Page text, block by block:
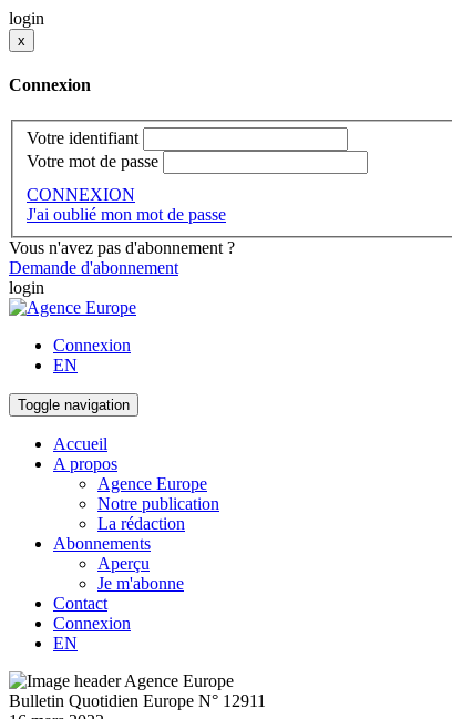
login
x
Connexion
Votre identifiant
Votre mot de passe
CONNEXION
J'ai oublié mon mot de passe
Vous n'avez pas d'abonnement ?
Demande d'abonnement
login
Connexion
EN
Toggle navigation
Accueil
A propos
Agence Europe
Notre publication
La rédaction
Abonnements
Aperçu
Je m'abonne
Contact
Connexion
EN
Bulletin Quotidien Europe N° 12911